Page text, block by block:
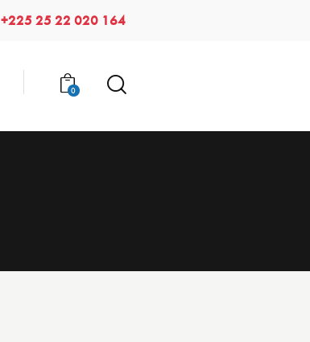
+225 25 22 020 164
0